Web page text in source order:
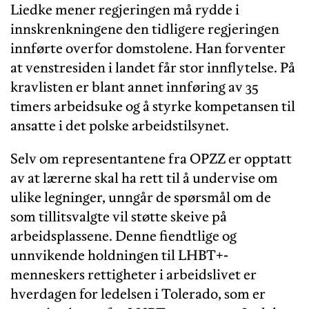
Liedke mener regjeringen må rydde i
innskrenkningene den tidligere regjeringen
innførte overfor domstolene. Han forventer
at venstresiden i landet får stor innflytelse. På
kravlisten er blant annet innføring av 35
timers arbeidsuke og å styrke kompetansen til
ansatte i det polske arbeidstilsynet.
Selv om representantene fra OPZZ er opptatt
av at lærerne skal ha rett til å undervise om
ulike legninger, unngår de spørsmål om de
som tillitsvalgte vil støtte skeive på
arbeidsplassene. Denne fiendtlige og
unnvikende holdningen til LHBT+-
menneskers rettigheter i arbeidslivet er
hverdagen for ledelsen i Tolerado, som er